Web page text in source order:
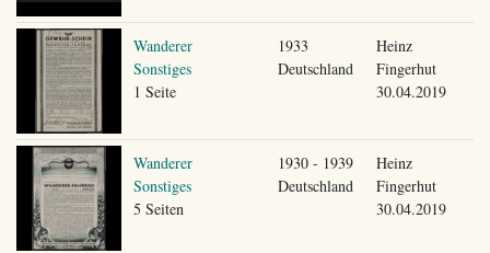
Wanderer
Sonstiges
1 Seite
1933
Deutschland
Heinz
Fingerhut
30.04.2019
Wanderer
Sonstiges
5 Seiten
1930 - 1939
Deutschland
Heinz
Fingerhut
30.04.2019